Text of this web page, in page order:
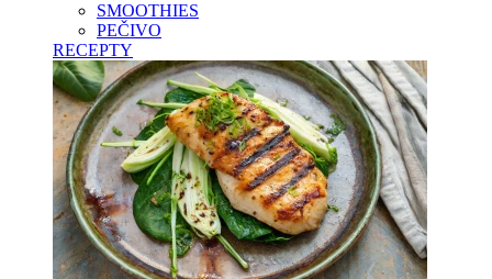
SMOOTHIES
PEČIVO
RECEPTY